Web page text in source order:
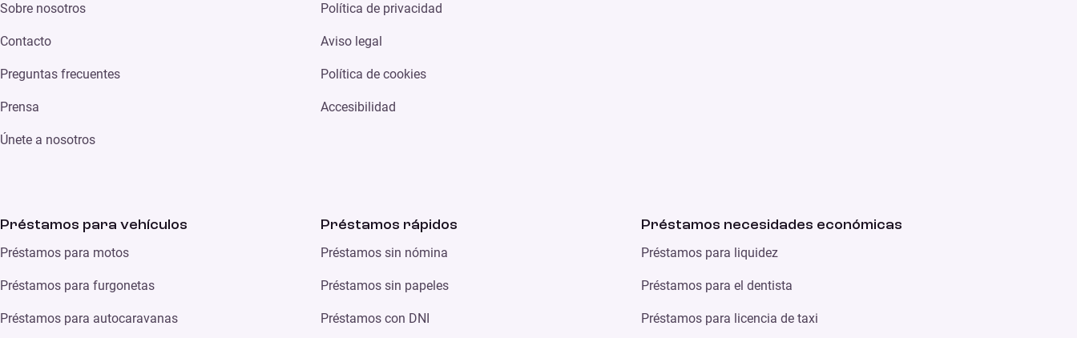
Sobre nosotros
Contacto
Preguntas frecuentes
Prensa
Únete a nosotros
Política de privacidad
Aviso legal
Política de cookies
Accesibilidad
Préstamos para vehículos
Préstamos para motos
Préstamos para furgonetas
Préstamos para autocaravanas
Préstamos rápidos
Préstamos sin nómina
Préstamos sin papeles
Préstamos con DNI
Préstamos necesidades económicas
Préstamos para liquidez
Préstamos para el dentista
Préstamos para licencia de taxi